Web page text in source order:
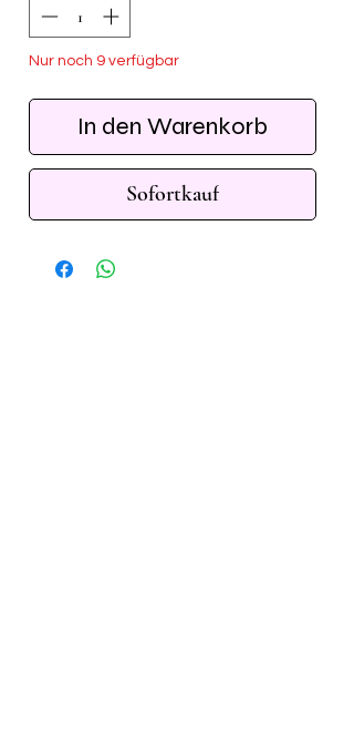
Nur noch 9 verfügbar
In den Warenkorb
Sofortkauf